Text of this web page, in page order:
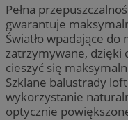
Pełna
gwarantuje
Światło wpadające
zatrzymywane, dzięki
cieszyć się
Szklane balustrady
wykorzystanie
optycznie